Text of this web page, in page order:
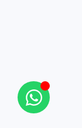
Una
a